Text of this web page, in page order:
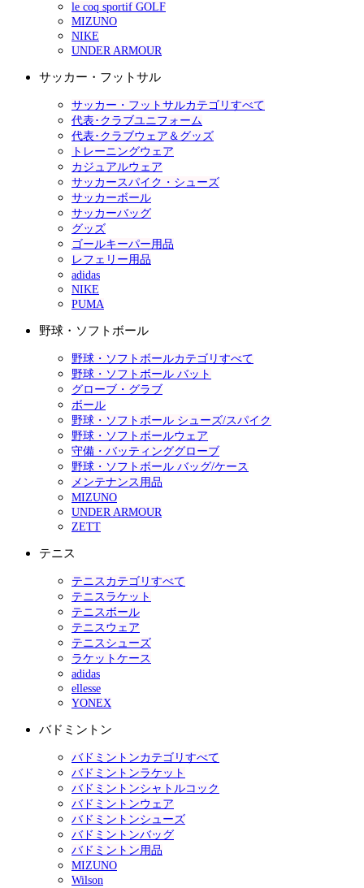
le coq sportif GOLF
MIZUNO
NIKE
UNDER ARMOUR
サッカー・フットサル
サッカー・フットサルカテゴリすべて
代表･クラブユニフォーム
代表･クラブウェア＆グッズ
トレーニングウェア
カジュアルウェア
サッカースパイク・シューズ
サッカーボール
サッカーバッグ
グッズ
ゴールキーパー用品
レフェリー用品
adidas
NIKE
PUMA
野球・ソフトボール
野球・ソフトボールカテゴリすべて
野球・ソフトボール バット
グローブ・グラブ
ボール
野球・ソフトボール シューズ/スパイク
野球・ソフトボールウェア
守備・バッティンググローブ
野球・ソフトボール バッグ/ケース
メンテナンス用品
MIZUNO
UNDER ARMOUR
ZETT
テニス
テニスカテゴリすべて
テニスラケット
テニスボール
テニスウェア
テニスシューズ
ラケットケース
adidas
ellesse
YONEX
バドミントン
バドミントンカテゴリすべて
バドミントンラケット
バドミントンシャトルコック
バドミントンウェア
バドミントンシューズ
バドミントンバッグ
バドミントン用品
MIZUNO
Wilson